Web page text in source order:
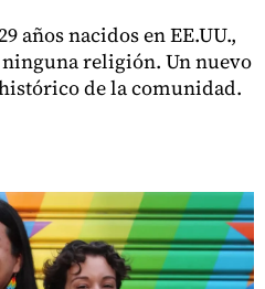
años nacidos en EE.UU.,
religión. Un nuevo
de la comunidad.